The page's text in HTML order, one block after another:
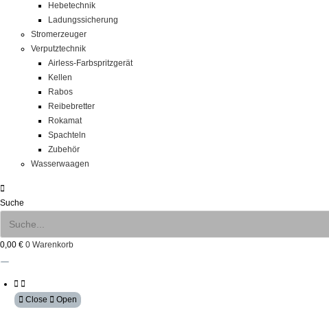
Hebetechnik
Ladungssicherung
Stromerzeuger
Verputztechnik
Airless-Farbspritzgerät
Kellen
Rabos
Reibebretter
Rokamat
Spachteln
Zubehör
Wasserwaagen
Suche
0,00 € 0 Warenkorb
Close Open